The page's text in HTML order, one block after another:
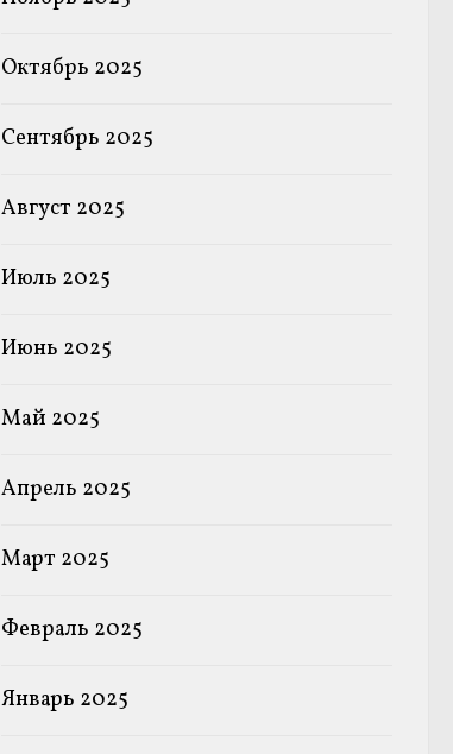
Октябрь 2025
Сентябрь 2025
Август 2025
Июль 2025
Июнь 2025
Май 2025
Апрель 2025
Март 2025
Февраль 2025
Январь 2025